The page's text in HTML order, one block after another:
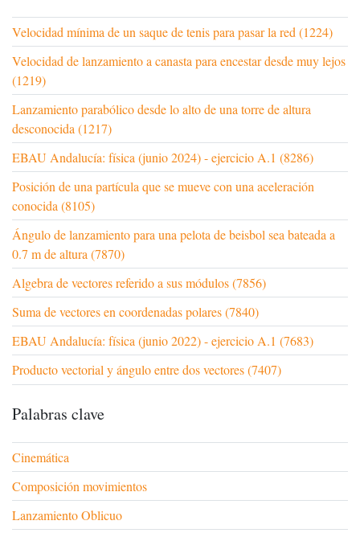
Velocidad mínima de un saque de tenis para pasar la red (1224)
Velocidad de lanzamiento a canasta para encestar desde muy lejos
(1219)
Lanzamiento parabólico desde lo alto de una torre de altura
desconocida (1217)
EBAU Andalucía: física (junio 2024) - ejercicio A.1 (8286)
Posición de una partícula que se mueve con una aceleración
conocida (8105)
Ángulo de lanzamiento para una pelota de beisbol sea bateada a
0.7 m de altura (7870)
Algebra de vectores referido a sus módulos (7856)
Suma de vectores en coordenadas polares (7840)
EBAU Andalucía: física (junio 2022) - ejercicio A.1 (7683)
Producto vectorial y ángulo entre dos vectores (7407)
Palabras clave
Cinemática
Composición movimientos
Lanzamiento Oblicuo